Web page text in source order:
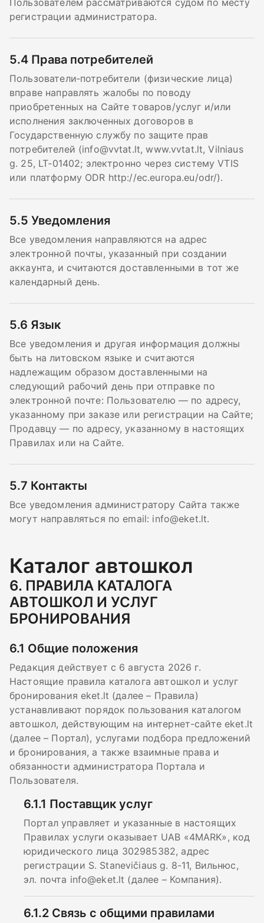
Пользователем рассматриваются судом по месту
регистрации администратора.
5.4 Права потребителей
Пользователи‑потребители (физические лица)
вправе направлять жалобы по поводу
приобретенных на Сайте товаров/услуг и/или
исполнения заключенных договоров в
Государственную службу по защите прав
потребителей (info@vvtat.lt, www.vvtat.lt, Vilniaus
g. 25, LT‑01402; электронно через систему VTIS
или платформу ODR http://ec.europa.eu/odr/).
5.5 Уведомления
Все уведомления направляются на адрес
электронной почты, указанный при создании
аккаунта, и считаются доставленными в тот же
календарный день.
5.6 Язык
Все уведомления и другая информация должны
быть на литовском языке и считаются
надлежащим образом доставленными на
следующий рабочий день при отправке по
электронной почте: Пользователю — по адресу,
указанному при заказе или регистрации на Сайте;
Продавцу — по адресу, указанному в настоящих
Правилах или на Сайте.
5.7 Контакты
Все уведомления администратору Сайта также
могут направляться по email: info@eket.lt.
Каталог автошкол
6. ПРАВИЛА КАТАЛОГА
АВТОШКОЛ И УСЛУГ
БРОНИРОВАНИЯ
6.1 Общие положения
Редакция действует с 6 августа 2026 г.
Настоящие правила каталога автошкол и услуг
бронирования eket.lt (далее – Правила)
устанавливают порядок пользования каталогом
автошкол, действующим на интернет-сайте eket.lt
(далее – Портал), услугами подбора предложений
и бронирования, а также взаимные права и
обязанности администратора Портала и
Пользователя.
6.1.1 Поставщик услуг
Портал управляет и указанные в настоящих
Правилах услуги оказывает UAB «4MARK», код
юридического лица 302985382, адрес
регистрации S. Stanevičiaus g. 8-11, Вильнюс,
эл. почта info@eket.lt (далее – Компания).
6.1.2 Связь с общими правилами